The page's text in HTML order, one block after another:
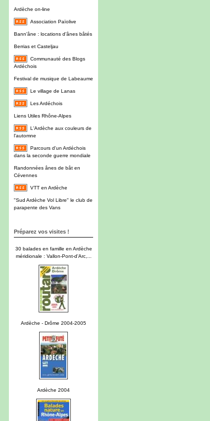
Ardèche on-line
Association Païolive
Bann'âne : locations d'ânes bâtés
Berrias et Casteljau
Communauté des Blogs
Ardéchois
Festival de musique de Labeaume
Le village de Lanas
Les Ardéchois
Liens Utiles Rhône-Alpes
L'Ardèche aux couleurs de
l'automne
Parcours d'un Ardéchois
dans la seconde guerre mondiale
Randonnées ânes de bât en
Cévennes
VTT en Ardèche
"Sud Ardèche Vol Libre" le club de
parapente des Vans
Préparez vos visites !
30 balades en famille en Ardèche
méridionale : Vallon-Pont-d'Arc,...
Ardèche - Drôme 2004-2005
Ardèche 2004